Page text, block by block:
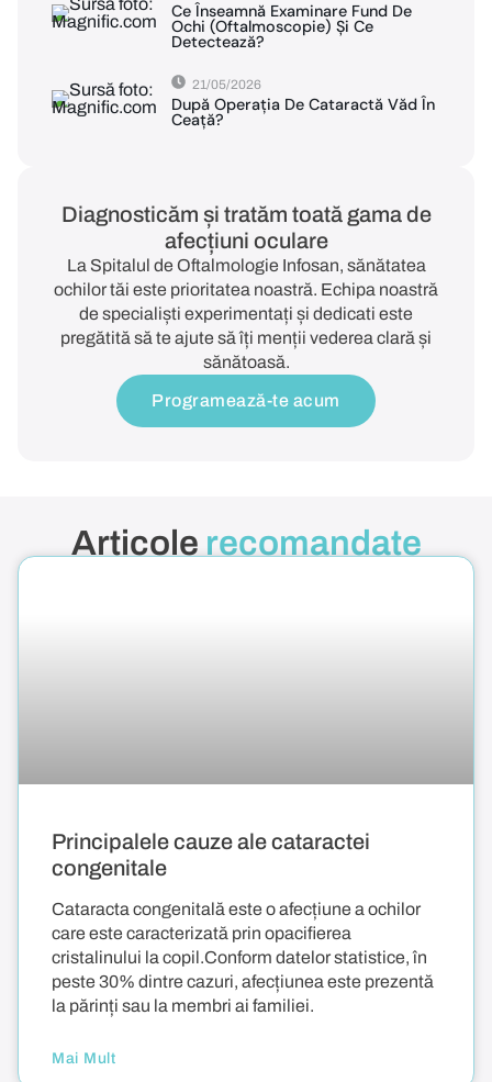
Ce Înseamnă Examinare Fund De
Ochi (oftalmoscopie) Și Ce
Detectează?
21/05/2026
După Operația De Cataractă Văd În
Ceață?
Diagnosticăm și tratăm toată gama de
afecțiuni oculare
La Spitalul de Oftalmologie Infosan, sănătatea
ochilor tăi este prioritatea noastră. Echipa noastră
de specialiști experimentați și dedicati este
pregătită să te ajute să îți menții vederea clară și
sănătoasă.
Programează-te acum
Articole recomandate
Principalele cauze ale cataractei
congenitale
Cataracta congenitală este o afecțiune a ochilor
care este caracterizată prin opacifierea
cristalinului la copil.Conform datelor statistice, în
peste 30% dintre cazuri, afecțiunea este prezentă
la părinți sau la membri ai familiei.
Mai Mult